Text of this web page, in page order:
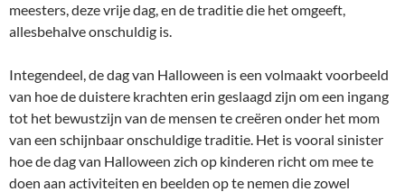
meesters, deze vrije dag, en de traditie die het omgeeft,
allesbehalve onschuldig is.
Integendeel, de dag van Halloween is een volmaakt voorbeeld
van hoe de duistere krachten erin geslaagd zijn om een ingang
tot het bewustzijn van de mensen te creëren onder het mom
van een schijnbaar onschuldige traditie. Het is vooral sinister
hoe de dag van Halloween zich op kinderen richt om mee te
doen aan activiteiten en beelden op te nemen die zowel